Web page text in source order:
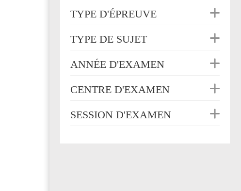
TYPE D'ÉPREUVE
TYPE DE SUJET
ANNÉE D'EXAMEN
CENTRE D'EXAMEN
SESSION D'EXAMEN